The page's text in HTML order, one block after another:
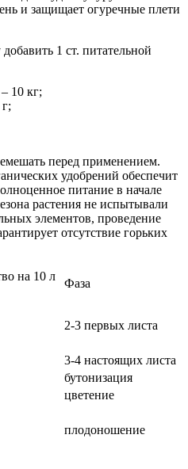
и защищает огуречные плети
1 ст. питательной
10 кг;
перед применением.
удобрений обеспечит
питание в начале
растения не испытывали
элементов, проведение
отсутствие горьких
на 10 л
Фаза
2-3 первых листа
3-4 настоящих листа
бутонизация
цветение
плодоношение